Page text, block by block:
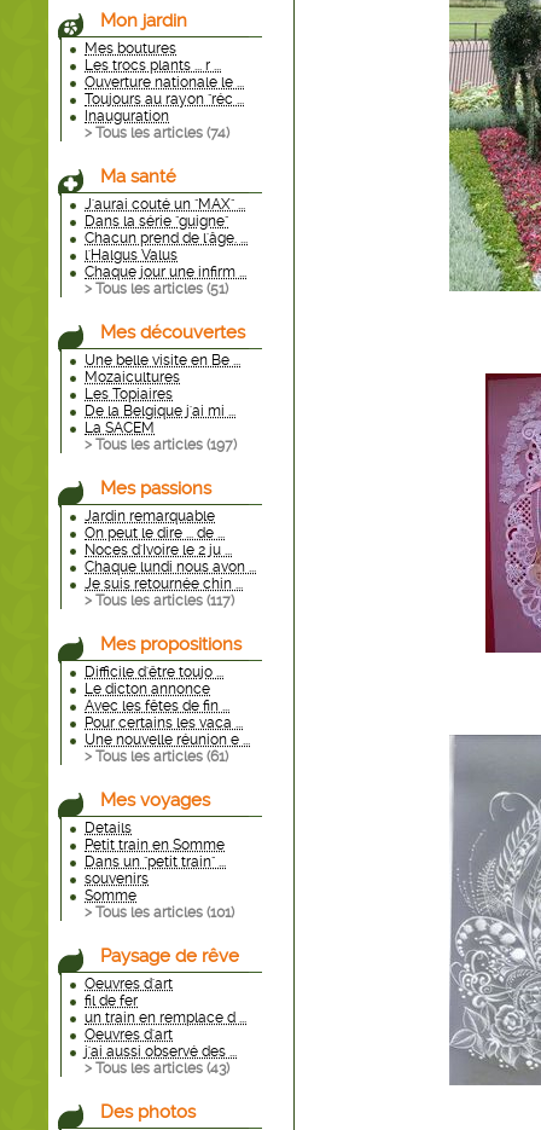
Mon jardin
Mes boutures
Les trocs plants ... r ...
Ouverture nationale le ...
Toujours au rayon "réc ...
Inauguration
> Tous les articles (74)
Ma santé
J'aurai couté un "MAX" ...
Dans la série "guigne"
Chacun prend de l'âge. ...
l'Halgus Valus
Chaque jour une infirm ...
> Tous les articles (51)
Mes découvertes
Une belle visite en Be ...
Mozaicultures
Les Topiaires
De la Belgique j'ai mi ...
La SACEM
> Tous les articles (197)
Mes passions
Jardin remarquable
On peut le dire ... de ...
Noces d'Ivoire le 2 ju ...
Chaque lundi nous avon ...
Je suis retournée chin ...
> Tous les articles (117)
Mes propositions
Difficile d'être toujo ...
Le dicton annonce
Avec les fêtes de fin ...
Pour certains les vaca ...
Une nouvelle réunion e ...
> Tous les articles (61)
Mes voyages
Details
Petit train en Somme
Dans un "petit train" ...
souvenirs
Somme
> Tous les articles (101)
Paysage de rêve
Oeuvres d'art
fil de fer
un train en remplace d ...
Oeuvres d'art
j'ai aussi observé des ...
> Tous les articles (43)
Des photos